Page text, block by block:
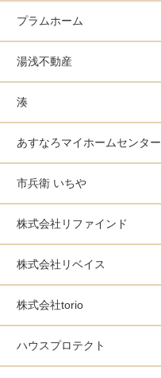
プラムホーム
湯浅不動産
湊
あすなろマイホームセンター
市兵衛 いちや
株式会社リファインド
株式会社リベイス
株式会社torio
ハウスプロテクト